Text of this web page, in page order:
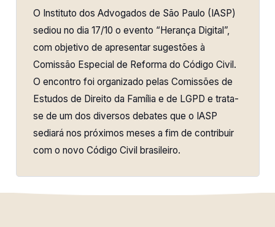
O Instituto dos Advogados de São Paulo (IASP)
sediou no dia 17/10 o evento “Herança Digital”,
com objetivo de apresentar sugestões à
Comissão Especial de Reforma do Código Civil.
O encontro foi organizado pelas Comissões de
Estudos de Direito da Família e de LGPD e trata-
se de um dos diversos debates que o IASP
sediará nos próximos meses a fim de contribuir
com o novo Código Civil brasileiro.